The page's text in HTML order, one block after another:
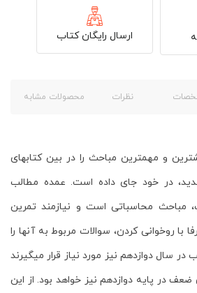
ارسال رایگان کتاب
نظرات محصولات مشابه
و مهمترین مباحث را در بین کتاب­های
در خود جای داده است. عمده مطالب
مباحث محاسباتی است و نیازمند تمرین
با روخوانی کردن، سوالات مربوط به آنها را
سال دوازدهم نیز مورد نیاز قرار می­گیرند
در پایه دوازدهم نیز خواهد بود. از این